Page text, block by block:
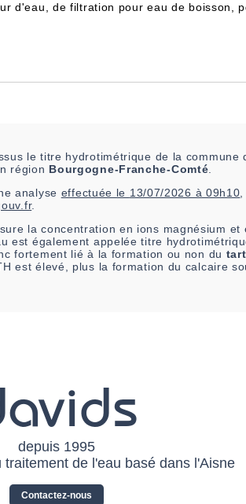
d'eau, de filtration pour eau de boisson,
le titre hydrotimétrique de la commune
région Bourgogne-Franche-Comté.
analyse effectuée le 13/07/2026 à 09h10,
.
la concentration en ions magnésium et
est également appelée titre
fortement lié à la formation ou non du
est élevé, plus la formation du calcaire
depuis 1995
traitement de l'eau basé dans l'Aisne
Contactez-nous